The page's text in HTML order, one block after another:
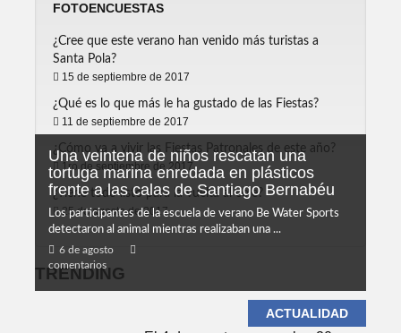
FOTOENCUESTAS
¿Cree que este verano han venido más turistas a
Santa Pola?
15 de septiembre de 2017
¿Qué es lo que más le ha gustado de las Fiestas?
11 de septiembre de 2017
¿Cómo va a vivir las Fiestas Patronales de este año?
1ro de septiembre de 2017
¿Tiene todo listo para la vuelta al cole?
25 de agosto de 2017
TRENDING
ACTUALIDAD
Una veintena de niños rescatan una
tortuga marina enredada en plásticos
frente a las calas de Santiago Bernabéu
Los participantes de la escuela de verano Be Water Sports
detectaron al animal mientras realizaban una ...
6 de agosto
comentarios